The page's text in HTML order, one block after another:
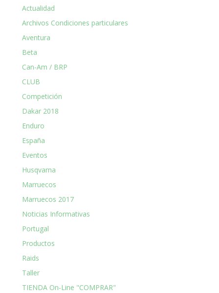
Actualidad
Archivos Condiciones particulares
Aventura
Beta
Can-Am / BRP
CLUB
Competición
Dakar 2018
Enduro
España
Eventos
Husqvarna
Marruecos
Marruecos 2017
Noticias Informativas
Portugal
Productos
Raids
Taller
TIENDA On-Line "COMPRAR"